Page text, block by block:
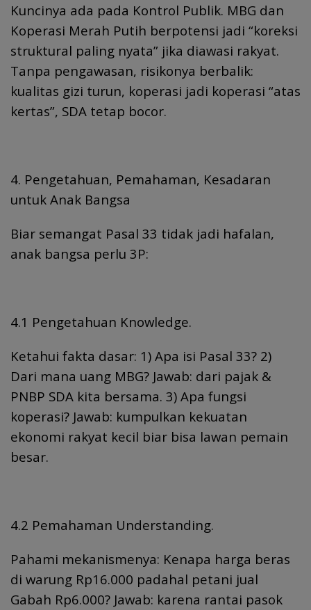
Kuncinya ada pada Kontrol Publik. MBG dan
Koperasi Merah Putih berpotensi jadi “koreksi
struktural paling nyata” jika diawasi rakyat.
Tanpa pengawasan, risikonya berbalik:
kualitas gizi turun, koperasi jadi koperasi “atas
kertas”, SDA tetap bocor.
4. Pengetahuan, Pemahaman, Kesadaran
untuk Anak Bangsa
Biar semangat Pasal 33 tidak jadi hafalan,
anak bangsa perlu 3P:
4.1 Pengetahuan Knowledge.
Ketahui fakta dasar: 1) Apa isi Pasal 33? 2)
Dari mana uang MBG? Jawab: dari pajak &
PNBP SDA kita bersama. 3) Apa fungsi
koperasi? Jawab: kumpulkan kekuatan
ekonomi rakyat kecil biar bisa lawan pemain
besar.
4.2 Pemahaman Understanding.
Pahami mekanismenya: Kenapa harga beras
di warung Rp16.000 padahal petani jual
Gabah Rp6.000? Jawab: karena rantai pasok